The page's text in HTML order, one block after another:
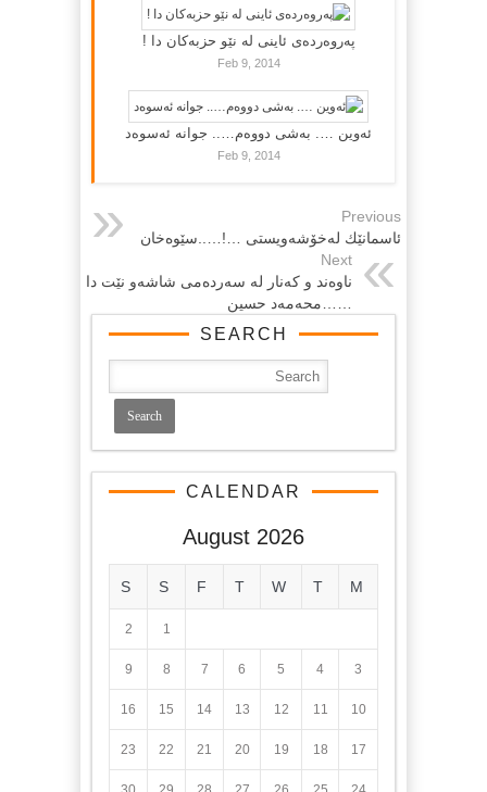
پەروەردەی ئاینی لە نێو حزبەکان دا !
Feb 9, 2014
ئەوین …. بەشی دووەم….. جوانە ئەسوەد
Feb 9, 2014
Previous
ئاسمانێك لەخۆشەویستى …!…..سێوەخان
Next
ناوەند و كەنار لە سەردەمی شاشەو نێت دا
……محەمەد حسین
SEARCH
CALENDAR
August 2026
M
T
W
T
F
S
S
1
2
3
4
5
6
7
8
9
10
11
12
13
14
15
16
17
18
19
20
21
22
23